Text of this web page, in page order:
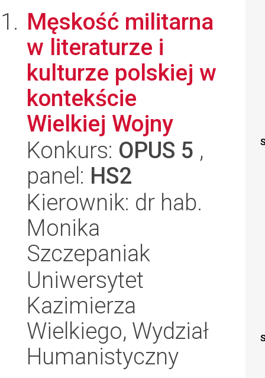
Męskość militarna
w literaturze i
kulturze polskiej w
kontekście
Wielkiej Wojny
Konkurs: OPUS 5 ,
panel: HS2
Kierownik: dr hab.
Monika
Szczepaniak
Uniwersytet
Kazimierza
Wielkiego, Wydział
Humanistyczny